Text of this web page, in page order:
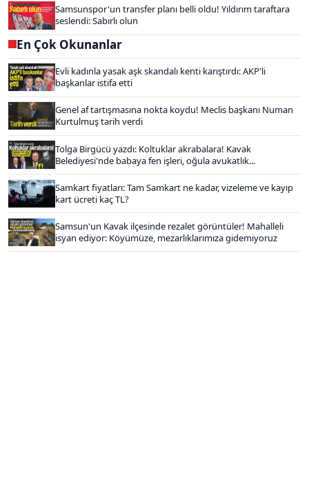
Samsunspor'un transfer planı belli oldu! Yıldırım taraftara
seslendi: Sabırlı olun
En Çok Okunanlar
Evli kadınla yasak aşk skandalı kenti karıştırdı: AKP'li
başkanlar istifa etti
Genel af tartışmasına nokta koydu! Meclis başkanı Numan
Kurtulmuş tarih verdi
Tolga Birgücü yazdı: Koltuklar akrabalara! Kavak
Belediyesi'nde babaya fen işleri, oğula avukatlık...
Samkart fiyatları: Tam Samkart ne kadar, vizeleme ve kayıp
kart ücreti kaç TL?
Samsun'un Kavak ilçesinde rezalet görüntüler! Mahalleli
isyan ediyor: Köyümüze, mezarlıklarımıza gidemiyoruz